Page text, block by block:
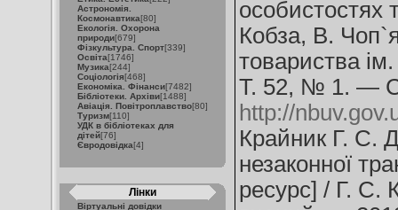
Астрономія.
Космонавтика[80]
Екологія. Охорона
природи[679]
Фізкультура. Спорт[339]
Освіта[1746]
Музика[244]
Соціологія[468]
Економіка. Фінанси[7482]
Бібліотеки. Архіви[1488]
Авіація. Повітроплавство[80]
Туризм[110]
УДК в бібліотеках для
дітей[76]
Євродовідка[4]
Лінки
Віртуальні довідки
особистостях
Кобза, В.
товариства
Т. 52, № 1. —
http://
Крайник Г. С.
незаконної
ресурс] / Г. С.